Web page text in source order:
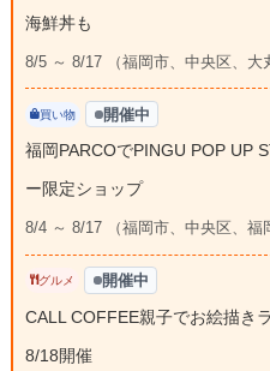
海鮮丼も
8/5 ～ 8/17 （福岡市、中央区、大
買い物 開催中
福岡PARCOでPINGU POP UP
ー限定ショップ
8/4 ～ 8/17 （福岡市、中央区、福
グルメ 開催中
CALL COFFEE親子でお絵描き
8/18開催